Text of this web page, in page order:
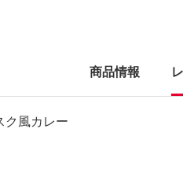
商品情報
ク風カレー